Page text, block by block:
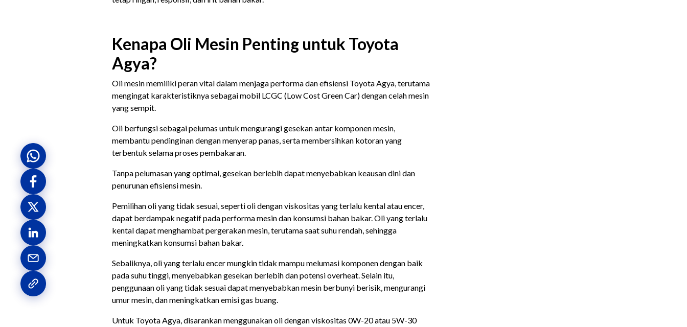
Kenapa Oli Mesin Penting untuk Toyota
Agya?
Oli mesin memiliki peran vital dalam menjaga performa dan efisiensi Toyota Agya, terutama
mengingat karakteristiknya sebagai mobil LCGC (Low Cost Green Car) dengan celah mesin
yang sempit.
Oli berfungsi sebagai pelumas untuk mengurangi gesekan antar komponen mesin,
membantu pendinginan dengan menyerap panas, serta membersihkan kotoran yang
terbentuk selama proses pembakaran.
Tanpa pelumasan yang optimal, gesekan berlebih dapat menyebabkan keausan dini dan
penurunan efisiensi mesin.
Pemilihan oli yang tidak sesuai, seperti oli dengan viskositas yang terlalu kental atau encer,
dapat berdampak negatif pada performa mesin dan konsumsi bahan bakar. Oli yang terlalu
kental dapat menghambat pergerakan mesin, terutama saat suhu rendah, sehingga
meningkatkan konsumsi bahan bakar.
Sebaliknya, oli yang terlalu encer mungkin tidak mampu melumasi komponen dengan baik
pada suhu tinggi, menyebabkan gesekan berlebih dan potensi overheat. Selain itu,
penggunaan oli yang tidak sesuai dapat menyebabkan mesin berbunyi berisik, mengurangi
umur mesin, dan meningkatkan emisi gas buang.
Untuk Toyota Agya, disarankan menggunakan oli dengan viskositas 0W-20 atau 5W-30